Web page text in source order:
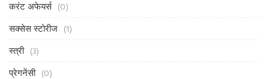
करंट अफेयर्स (0)
सक्सेस स्टोरीज (1)
स्त्री (3)
प्रेगनेंसी (0)